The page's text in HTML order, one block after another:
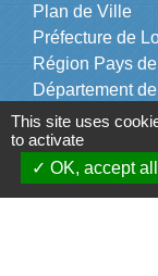
Plan de Ville
Préfecture de
Région Pays
Département
Nantes
Mentions
This site uses
to activate
OK, accept all